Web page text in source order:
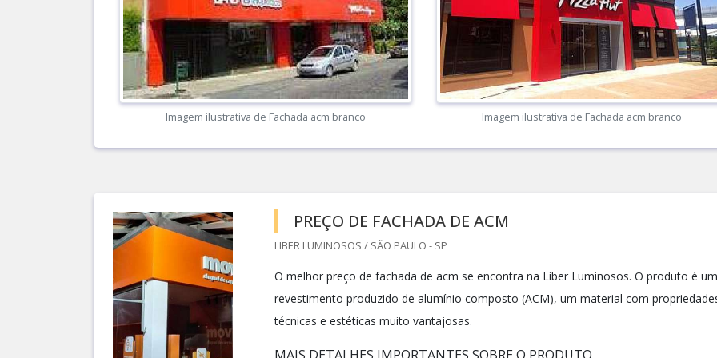
Imagem ilustrativa de Fachada acm branco Imagem ilustrativa de Fachada acm branco
PREÇO DE FACHADA DE ACM
LIBER LUMINOSOS / SÃO PAULO - SP
O melhor preço de fachada de acm se encontra na Liber Luminosos. O produto é um
revestimento produzido de alumínio composto (ACM), um material com
técnicas e estéticas muito vantajosas.